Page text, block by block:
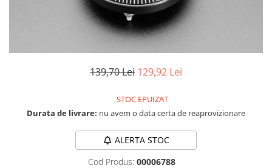
Adaptoare si convertoare
Datalogger
139,70 Lei 129,92 Lei
STOC EPUIZAT
Durata de livrare: nu avem o data certa de reaprovizionare
ALERTA STOC
Cod Produs: 00006788